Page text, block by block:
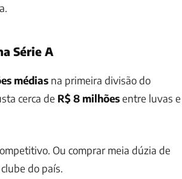
Série A
médias na primeira divisão do
cerca de R$ 8 milhõesentre luvas e
Ou comprar meia dúzia de
do país.